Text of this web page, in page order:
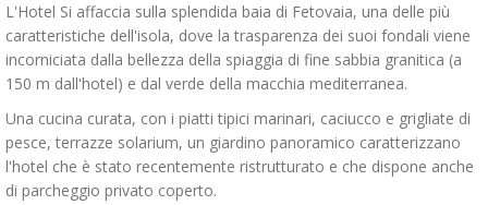
L'Hotel Si affaccia sulla splendida baia di Fetovaia, una delle più
caratteristiche dell'isola, dove la trasparenza dei suoi fondali viene
incorniciata dalla bellezza della spiaggia di fine sabbia granitica (a
150 m dall'hotel) e dal verde della macchia mediterranea.
Una cucina curata, con i piatti tipici marinari, caciucco e grigliate di
pesce, terrazze solarium, un giardino panoramico caratterizzano
l'hotel che è stato recentemente ristrutturato e che dispone anche
di parcheggio privato coperto.